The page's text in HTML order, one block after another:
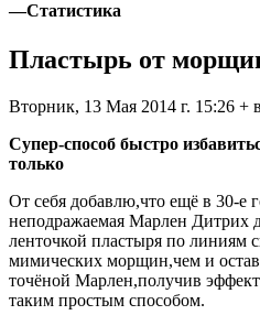
—Статистика
Пластырь от
Вторник, 13 Мая 2014 г. 15:26 +
Супер-способ быстро
только
От себя добавлю,что ещё в 30-е
неподражаемая Марлен Дитрих
ленточкой пластыря по линиям
мимических морщин,чем и
точёной Марлен,получив
таким простым способом.